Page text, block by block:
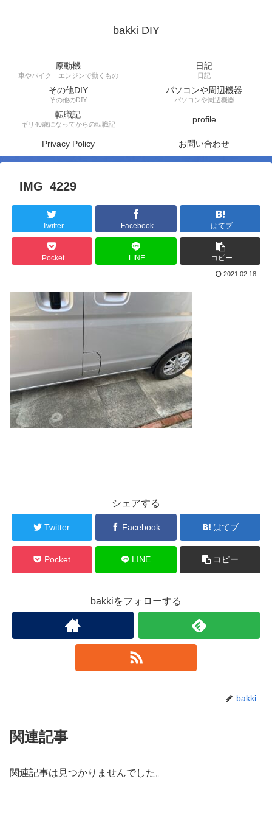
bakki DIY
原動機
車やバイク エンジンで動くもの
日記
日記
その他DIY
その他のDIY
パソコンや周辺機器
パソコンや周辺機器
転職記
ギリ40歳になってからの転職記 profile
Privacy Policy お問い合わせ
IMG_4229
Twitter Facebook はてブ
Pocket LINE コピー
2021.02.18
シェアする
Twitter Facebook はてブ
Pocket LINE コピー
bakkiをフォローする
bakki
関連記事
関連記事は見つかりませんでした。